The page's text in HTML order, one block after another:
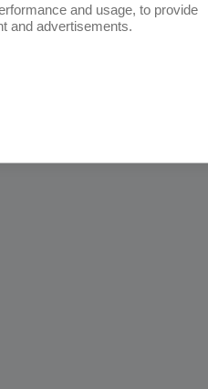
and usage, to provide
and advertisements.